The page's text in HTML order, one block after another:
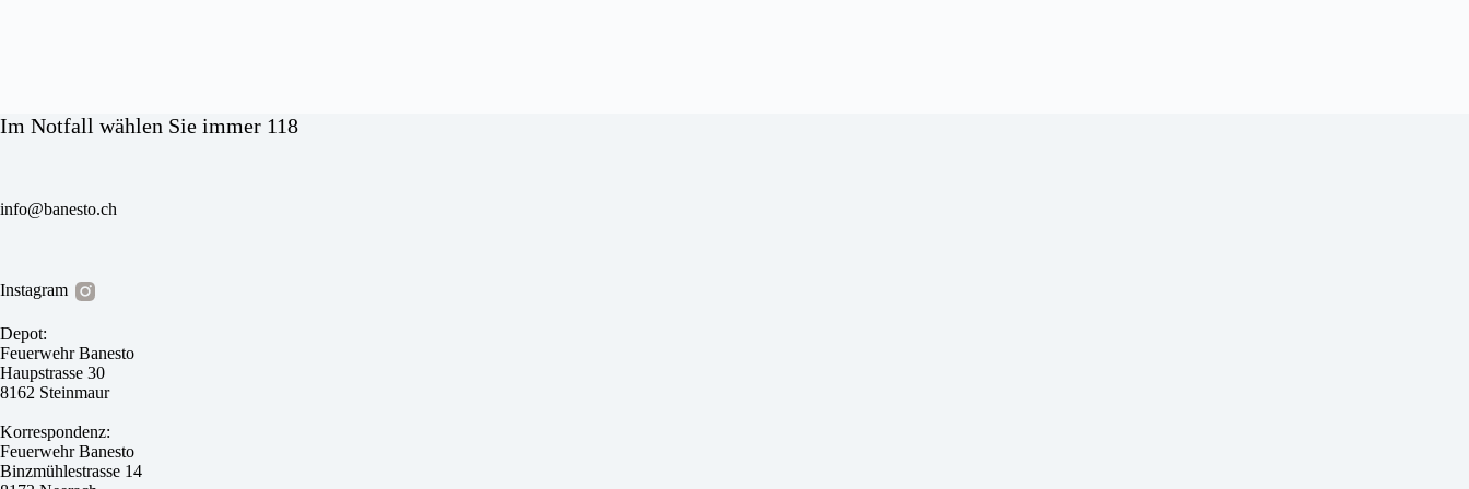
Im Notfall wählen Sie immer 118
info@banesto.ch
Instagram
Depot:
Feuerwehr Banesto
Haupstrasse 30
8162 Steinmaur
Korrespondenz:
Feuerwehr Banesto
Binzmühlestrasse 14